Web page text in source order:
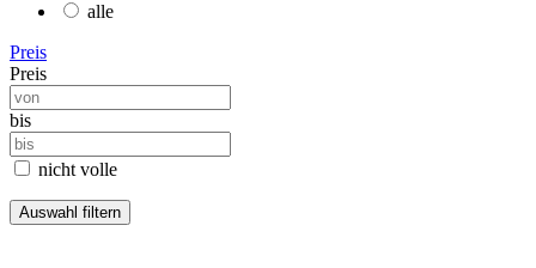
alle
Preis
Preis
bis
nicht volle